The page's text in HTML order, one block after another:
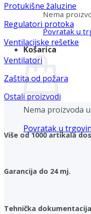
Nema
Povratak u
Košarica
Nema proizvoda
Povratak u
Protukišne žaluzine
Regulatori protoka
Ventilacijske rešetke
Ventilatori
Zaštita od požara
Ostali proizvodi
Više od 1000 artikala
Garancija do 24 mj.
Tehnička